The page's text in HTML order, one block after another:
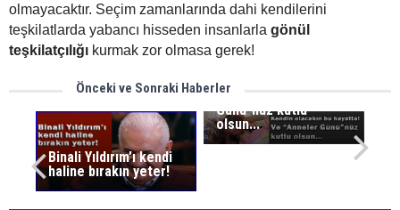
olmayacaktır. Seçim zamanlarında dahi kendilerini
teşkilatlarda yabancı hisseden insanlarla gönül
teşkilatçılığı kurmak zor olmasa gerek!
Önceki ve Sonraki Haberler
Binali Yıldırım’ı kendi
haline bırakın yeter!
Kendin olacaksın bu
hayatta! Ve "Anneler
Günü"nüz kutlu
olsun...